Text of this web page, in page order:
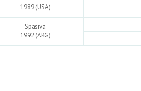
1989 (USA)
Spasiva
1992 (ARG)